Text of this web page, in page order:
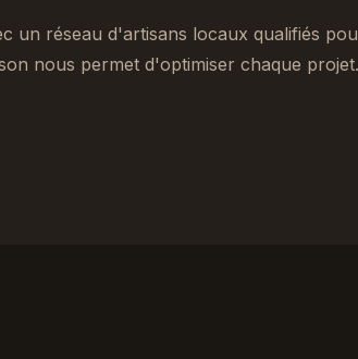
un réseau d'artisans locaux qualifiés
nous permet d'optimiser chaque projet.